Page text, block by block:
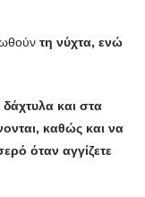
τη νύχτα, ενώ
και στα
καθώς και να
όταν αγγίζετε